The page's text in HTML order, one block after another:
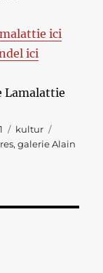
ici
ici
Lamalattie
Catégories
kultur
,galerie Alain